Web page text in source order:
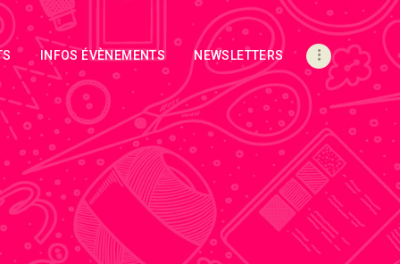
INFOS ÉVÈNEMENTS NEWSLETTERS